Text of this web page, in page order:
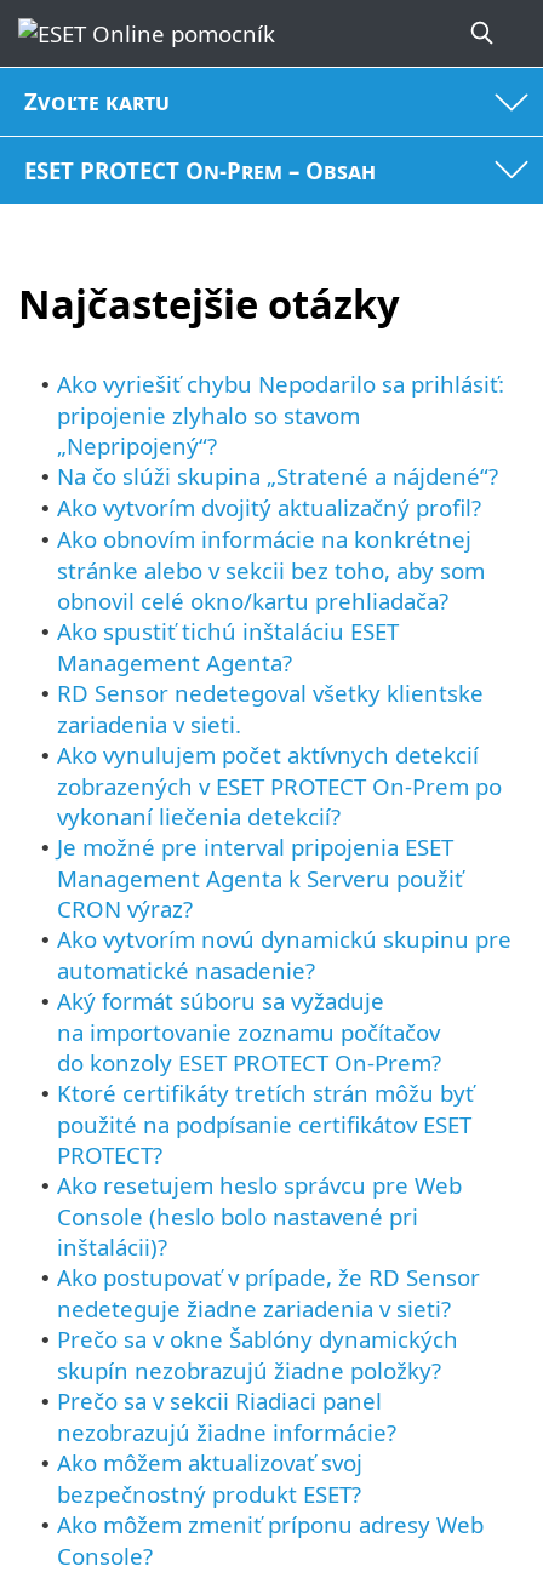
Zvoľte kartu
ESET PROTECT On-Prem – Obsah
Najčastejšie otázky
• Ako vyriešiť chybu Nepodarilo sa prihlásiť:
pripojenie zlyhalo so stavom
„Nepripojený“?
• Na čo slúži skupina „Stratené a nájdené“?
• Ako vytvorím dvojitý aktualizačný profil?
• Ako obnovím informácie na konkrétnej
stránke alebo v sekcii bez toho, aby som
obnovil celé okno/kartu prehliadača?
• Ako spustiť tichú inštaláciu ESET
Management Agenta?
• RD Sensor nedetegoval všetky klientske
zariadenia v sieti.
• Ako vynulujem počet aktívnych detekcií
zobrazených v ESET PROTECT On-Prem po
vykonaní liečenia detekcií?
• Je možné pre interval pripojenia ESET
Management Agenta k Serveru použiť
CRON výraz?
• Ako vytvorím novú dynamickú skupinu pre
automatické nasadenie?
• Aký formát súboru sa vyžaduje
na importovanie zoznamu počítačov
do konzoly ESET PROTECT On-Prem?
• Ktoré certifikáty tretích strán môžu byť
použité na podpísanie certifikátov ESET
PROTECT?
• Ako resetujem heslo správcu pre Web
Console (heslo bolo nastavené pri
inštalácii)?
• Ako postupovať v prípade, že RD Sensor
nedeteguje žiadne zariadenia v sieti?
• Prečo sa v okne Šablóny dynamických
skupín nezobrazujú žiadne položky?
• Prečo sa v sekcii Riadiaci panel
nezobrazujú žiadne informácie?
• Ako môžem aktualizovať svoj
bezpečnostný produkt ESET?
• Ako môžem zmeniť príponu adresy Web
Console?